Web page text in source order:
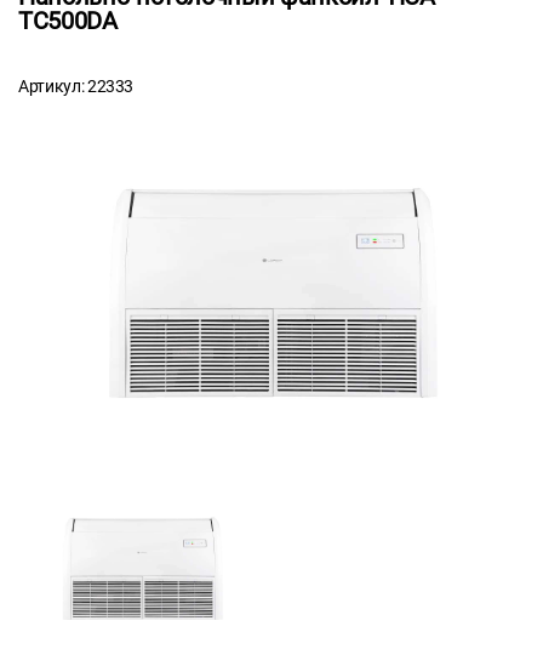
TC500DA
Артикул: 22333